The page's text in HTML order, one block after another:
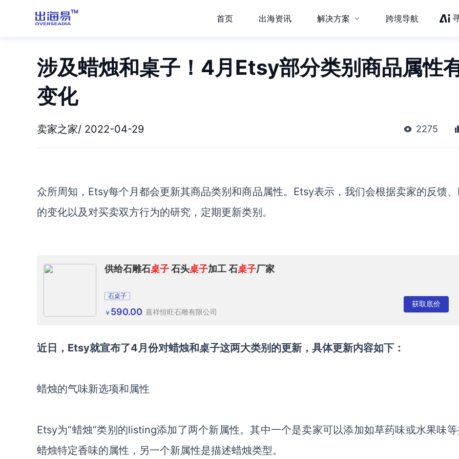
首页 出海资讯 解决方案 跨境导航
涉及蜡烛和桌子！4月Etsy部分类别商品属性
变化
卖家之家/ 2022-04-29 2275
众所周知，Etsy每个月都会更新其商品类别和商品属性。Etsy表示，我们会根据卖家的反馈
的变化以及对买卖双方行为的研究，定期更新类别。
供给石雕石桌子石头桌子加工 石桌子厂家
石桌子
￥ 590.00 嘉祥恒旺石雕有限公司
获取底价
近日，Etsy就宣布了4月份对蜡烛和桌子这两大类别的更新，具体更新内容如下：
蜡烛的气味新选项和属性
Etsy为“蜡烛”类别的listing添加了两个新属性。其中一个是卖家可以添加如草药味或水果味
蜡烛特定香味的属性，另一个新属性是描述蜡烛类型。